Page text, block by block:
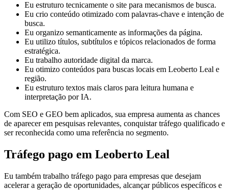
Eu estruturo tecnicamente o site para mecanismos de busca.
Eu crio conteúdo otimizado com palavras-chave e intenção de
busca.
Eu organizo semanticamente as informações da página.
Eu utilizo títulos, subtítulos e tópicos relacionados de forma
estratégica.
Eu trabalho autoridade digital da marca.
Eu otimizo conteúdos para buscas locais em Leoberto Leal e
região.
Eu estruturo textos mais claros para leitura humana e
interpretação por IA.
Com SEO e GEO bem aplicados, sua empresa aumenta as chances
de aparecer em pesquisas relevantes, conquistar tráfego qualificado e
ser reconhecida como uma referência no segmento.
Tráfego pago em Leoberto Leal
Eu também trabalho tráfego pago para empresas que desejam
acelerar a geração de oportunidades, alcançar públicos específicos e